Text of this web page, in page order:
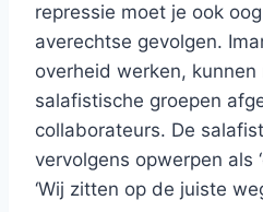
repressie moet je ook
averechtse gevolgen.
overheid werken,
salafistische groepen
collaborateurs. De
vervolgens opwerpen als
‘Wij zitten op de juiste